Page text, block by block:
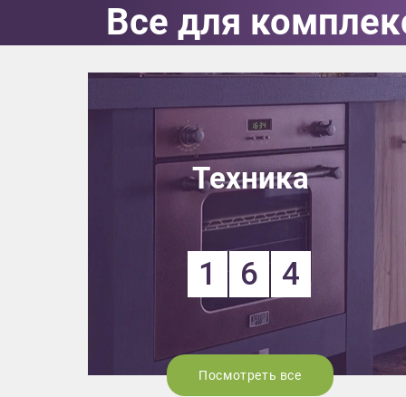
Все для
Техника
1 6 4
Посмотреть все
с